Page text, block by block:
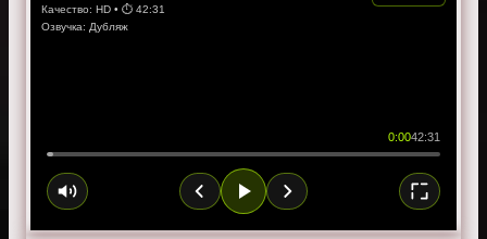
Качество: HD • ⏱ 42:31
Озвучка: Дубляж
0:0042:31